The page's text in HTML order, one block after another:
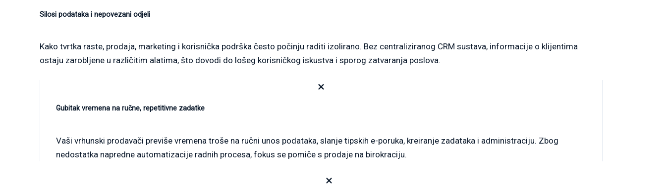
Silosi podataka i nepovezani odjeli
Kako tvrtka raste, prodaja, marketing i korisnička podrška često počinju raditi izolirano. Bez centraliziranog CRM sustava, informacije o klijentima
ostaju zarobljene u različitim alatima, što dovodi do lošeg korisničkog iskustva i sporog zatvaranja poslova.
Gubitak vremena na ručne, repetitivne zadatke
Vaši vrhunski prodavači previše vremena troše na ručni unos podataka, slanje tipskih e-poruka, kreiranje zadataka i administraciju. Zbog
nedostatka napredne automatizacije radnih procesa, fokus se pomiče s prodaje na birokraciju.